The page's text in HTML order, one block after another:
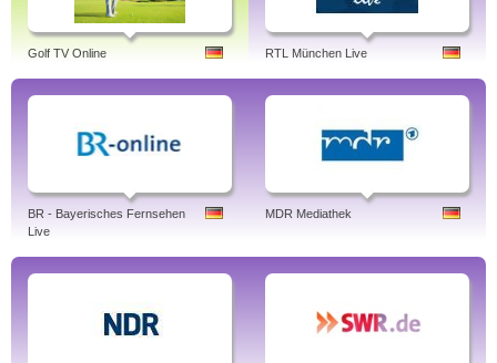
Golf TV Online RTL München Live
BR - Bayerisches Fernsehen
Live
MDR Mediathek